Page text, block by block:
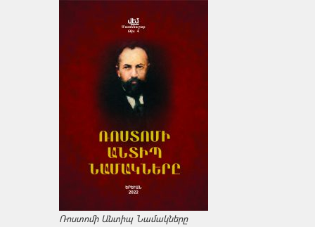
Ռոստոմի Անտիպ Նամակները